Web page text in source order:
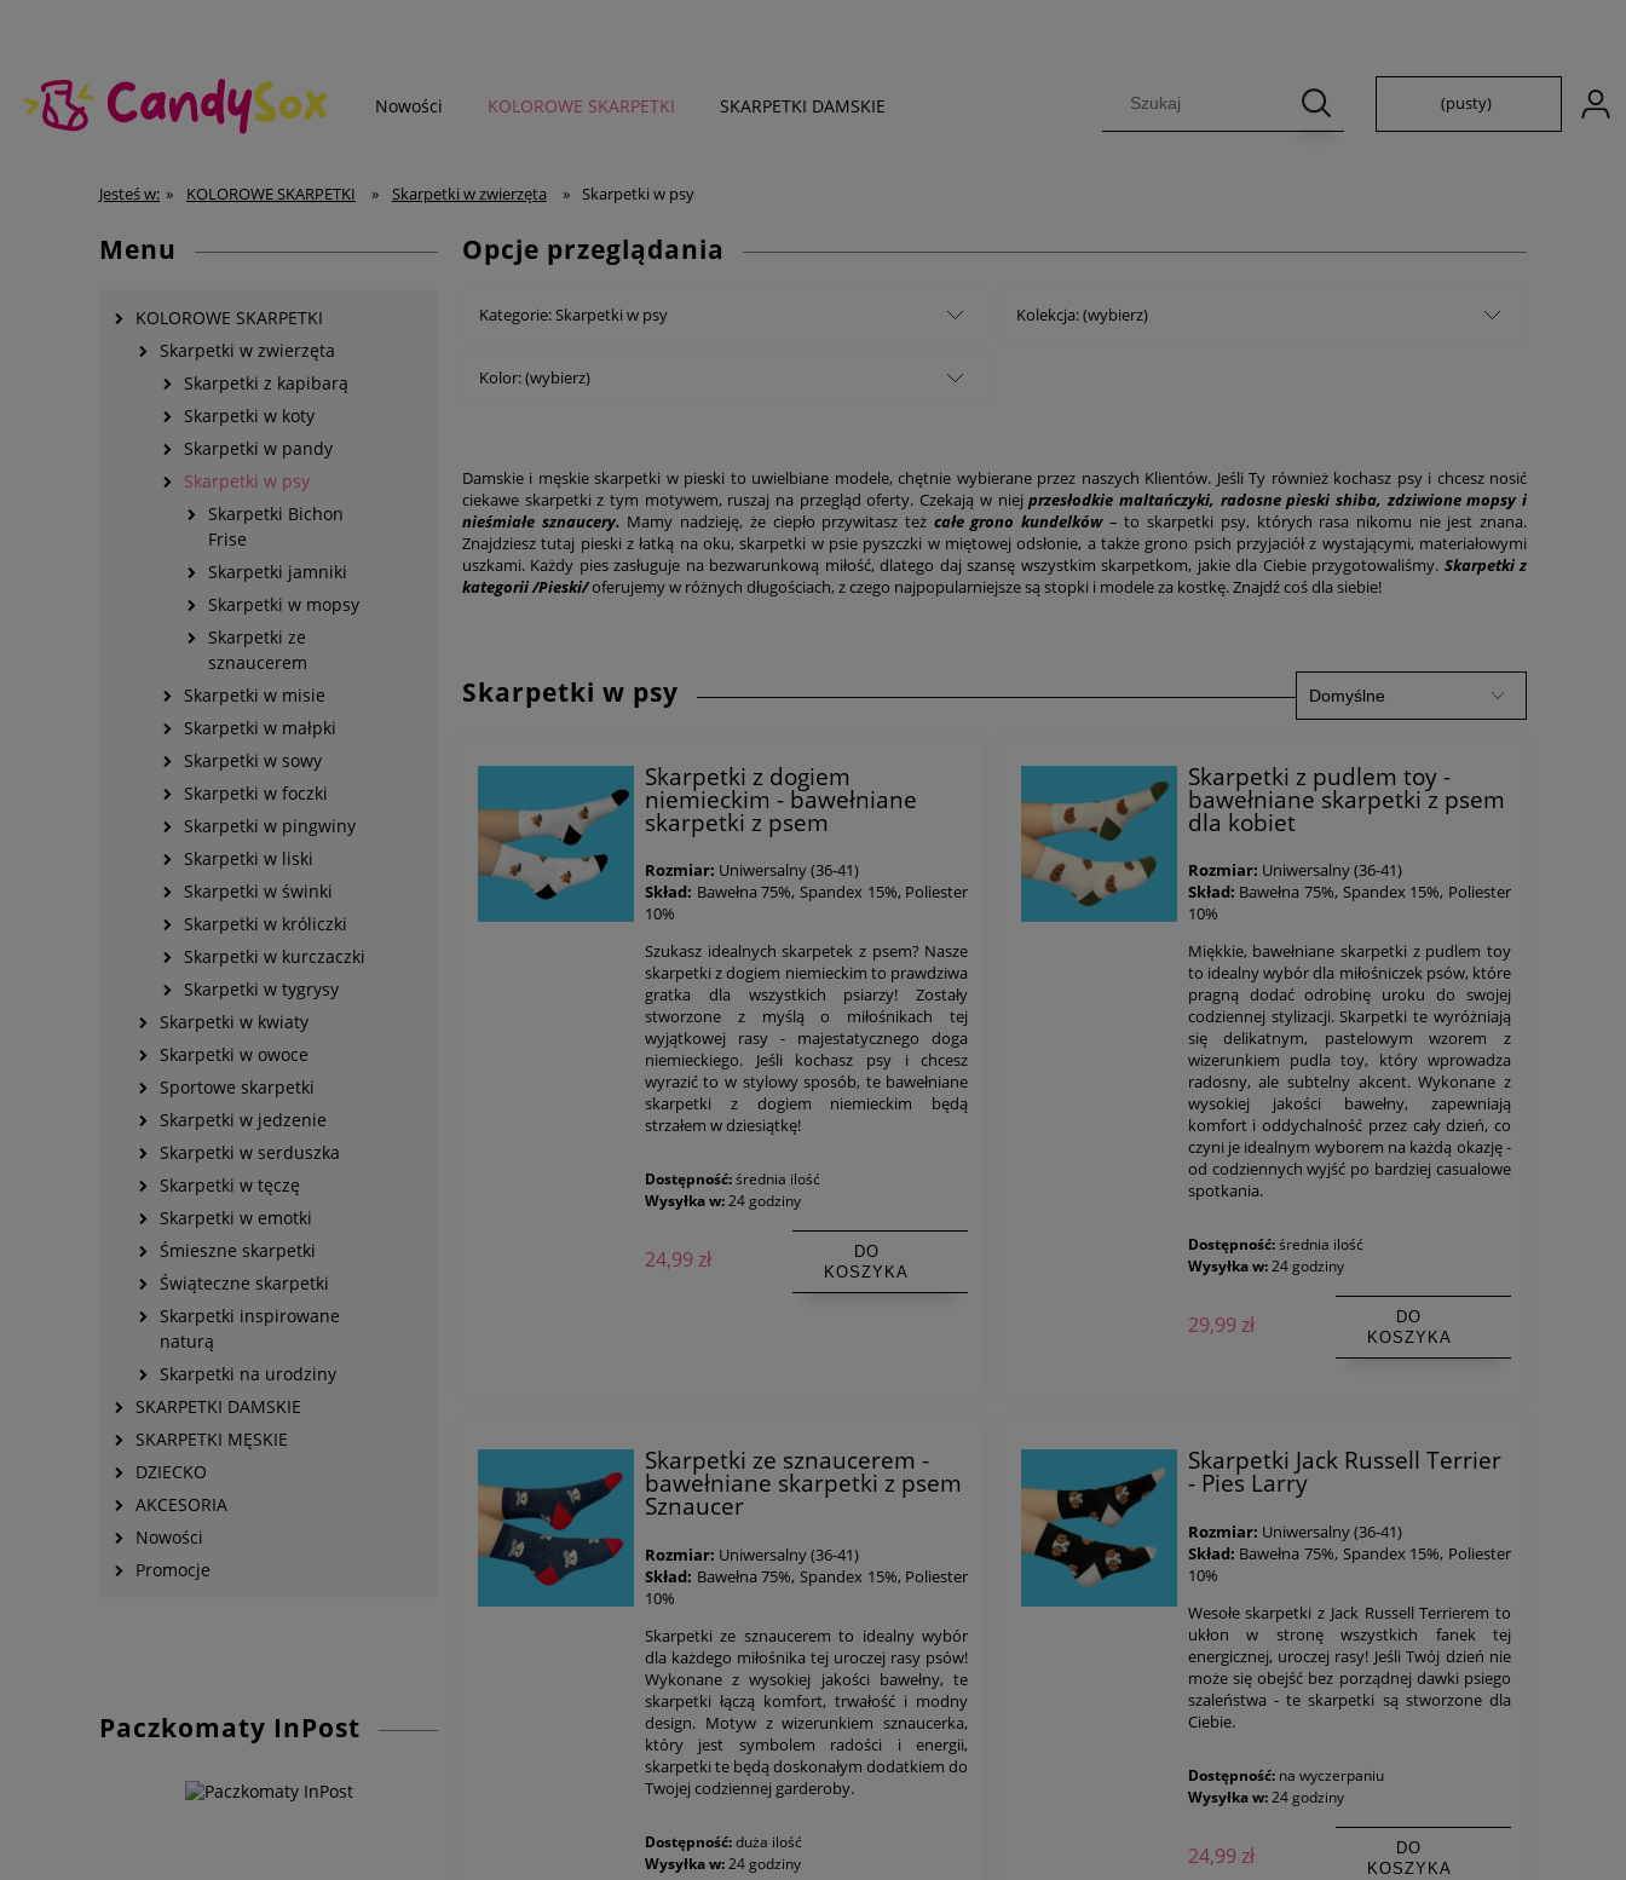
Nowości KOLOROWE SKARPETKI SKARPETKI DAMSKIE (pusty)
Jesteś w: » KOLOROWE SKARPETKI » Skarpetki w zwierzęta » Skarpetki w psy
Menu
KOLOROWE SKARPETKI
Skarpetki w zwierzęta
Skarpetki z kapibarą
Skarpetki w koty
Skarpetki w pandy
Skarpetki w psy
Skarpetki Bichon
Frise
Skarpetki jamniki
Skarpetki w mopsy
Skarpetki ze
sznaucerem
Skarpetki w misie
Skarpetki w małpki
Skarpetki w sowy
Skarpetki w foczki
Skarpetki w pingwiny
Skarpetki w liski
Skarpetki w świnki
Skarpetki w króliczki
Skarpetki w kurczaczki
Skarpetki w tygrysy
Skarpetki w kwiaty
Skarpetki w owoce
Sportowe skarpetki
Skarpetki w jedzenie
Skarpetki w serduszka
Skarpetki w tęczę
Skarpetki w emotki
Śmieszne skarpetki
Świąteczne skarpetki
Skarpetki inspirowane
naturą
Skarpetki na urodziny
SKARPETKI DAMSKIE
SKARPETKI MĘSKIE
DZIECKO
AKCESORIA
Nowości
Promocje
Paczkomaty InPost
Opcje przeglądania
Kategorie: Skarpetki w psy Kolekcja: (wybierz)
Kolor: (wybierz)
Damskie i męskie skarpetki w pieski to uwielbiane modele, chętnie wybierane przez naszych Klientów. Jeśli Ty również kochasz psy i chcesz nosić
ciekawe skarpetki z tym motywem, ruszaj na przegląd oferty. Czekają w niejprzesłodkie maltańczyki, radosne pieski shiba, zdziwione mopsy i
nieśmiałe sznaucery. Mamy nadzieję, że ciepło przywitasz też całe grono kundelków– to skarpetki psy, których rasa nikomu nie jest znana.
Znajdziesz tutaj pieski z łatką na oku, skarpetki w psie pyszczki w miętowej odsłonie, a także grono psich przyjaciół z wystającymi, materiałowymi
uszkami. Każdy pies zasługuje na bezwarunkową miłość, dlatego daj szansę wszystkim skarpetkom, jakie dla Ciebie przygotowaliśmy. Skarpetki z
kategorii /Pieski/oferujemy w różnych długościach, z czego najpopularniejsze są stopki i modele za kostkę. Znajdź coś dla siebie!
Skarpetki w psy
Skarpetki z dogiem
niemieckim - bawełniane
skarpetki z psem
Rozmiar: Uniwersalny (36-41)
Skład: Bawełna 75%, Spandex 15%, Poliester
10%
Szukasz idealnych skarpetek z psem? Nasze
skarpetki z dogiem niemieckim to prawdziwa
gratka dla wszystkich psiarzy! Zostały
stworzone z myślą o miłośnikach tej
wyjątkowej rasy - majestatycznego doga
niemieckiego. Jeśli kochasz psy i chcesz
wyrazić to w stylowy sposób, te bawełniane
skarpetki z dogiem niemieckim będą
strzałem w dziesiątkę!
Dostępność:średnia ilość
Wysyłka w:24 godziny
24,99 zł
DO
KOSZYKA
Skarpetki z pudlem toy -
bawełniane skarpetki z psem
dla kobiet
Rozmiar: Uniwersalny (36-41)
Skład: Bawełna 75%, Spandex 15%, Poliester
10%
Miękkie, bawełniane skarpetki z pudlem toy
to idealny wybór dla miłośniczek psów, które
pragną dodać odrobinę uroku do swojej
codziennej stylizacji. Skarpetki te wyróżniają
się delikatnym, pastelowym wzorem z
wizerunkiem pudla toy, który wprowadza
radosny, ale subtelny akcent. Wykonane z
wysokiej jakości bawełny, zapewniają
komfort i oddychalność przez cały dzień, co
czyni je idealnym wyborem na każdą okazję -
od codziennych wyjść po bardziej casualowe
spotkania.
Dostępność: średnia ilość
Wysyłka w: 24 godziny
29,99 zł
DO
KOSZYKA
Skarpetki ze sznaucerem -
bawełniane skarpetki z psem
Sznaucer
Rozmiar: Uniwersalny (36-41)
Skład: Bawełna 75%, Spandex 15%, Poliester
10%
Skarpetki ze sznaucerem to idealny wybór
dla każdego miłośnika tej uroczej rasy psów!
Wykonane z wysokiej jakości bawełny, te
skarpetki łączą komfort, trwałość i modny
design. Motyw z wizerunkiem sznaucerka,
który jest symbolem radości i energii,
skarpetki te będą doskonałym dodatkiem do
Twojej codziennej garderoby.
Dostępność:duża ilość
Wysyłka w: 24 godziny
Skarpetki Jack Russell Terrier
- Pies Larry
Rozmiar: Uniwersalny (36-41)
Skład: Bawełna 75%, Spandex 15%, Poliester
10%
Wesołe skarpetki z Jack Russell Terrierem to
ukłon w stronę wszystkich fanek tej
energicznej, uroczej rasy! Jeśli Twój dzień nie
może się obejść bez porządnej dawki psiego
szaleństwa - te skarpetki są stworzone dla
Ciebie.
Dostępność: na wyczerpaniu
Wysyłka w: 24 godziny
24,99 zł
DO
KOSZYKA